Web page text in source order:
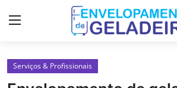
Login
Serviços & Profissionais